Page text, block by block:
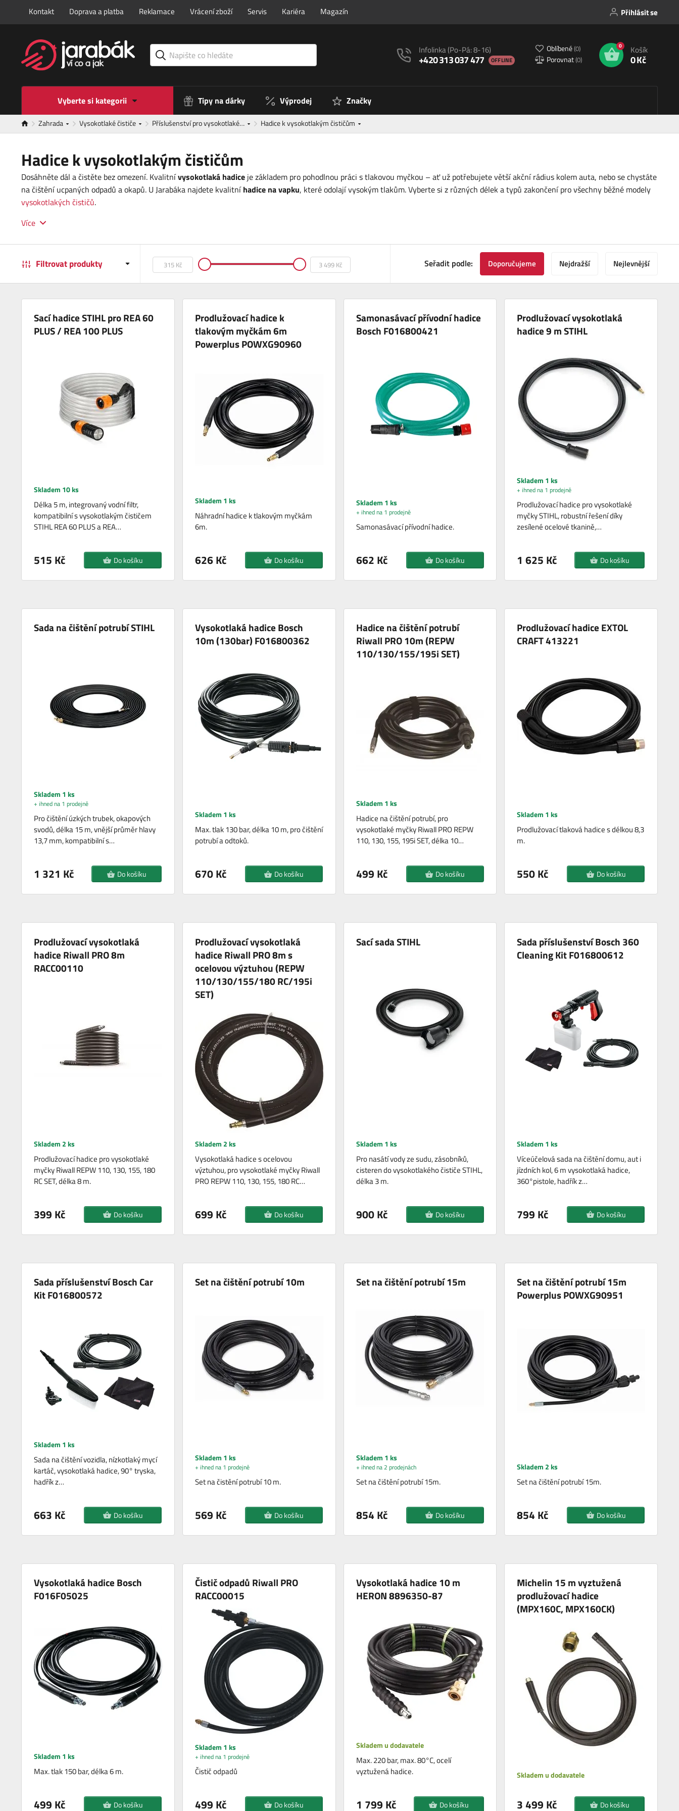
Kontakt Doprava a platba Reklamace Vrácení zboží Servis Kariéra Magazín Přihlásit se
Infolinka(Po-Pá: 8-16)
+420 313 037 477 OFFLINE
Oblíbené(0)
Porovnat(0)
0 Košík
0 Kč
Vyberte si kategorii Tipy na dárky Výprodej Značky
Zahrada Vysokotlaké čističe Příslušenství pro vysokotlaké… Hadice k vysokotlakým čističům
Hadice k vysokotlakým čističům
Dosáhněte dál a čistěte bez omezení. Kvalitnívysokotlaká hadice je základem pro pohodlnou práci s tlakovou myčkou – ať už potřebujete větší akční rádius kolem auta, nebo se chystáte
na čištění ucpaných odpadů a okapů. U Jarabáka najdete kvalitníhadice na vapku, které odolají vysokým tlakům. Vyberte si z různých délek a typů zakončení pro všechny běžné modely
vysokotlakých čističů.
Více
Filtrovat produkty Seřadit podle: Doporučujeme Nejdražší Nejlevnější
Sací hadice STIHL pro REA 60
PLUS / REA 100 PLUS
Skladem 10 ks
Délka 5 m, integrovaný vodní filtr,
kompatibilní s vysokotlakým čističem
STIHL REA 60 PLUS a REA…
515 Kč Do košíku
Prodlužovací hadice k
tlakovým myčkám 6m
Powerplus POWXG90960
Skladem 1 ks
Náhradní hadice k tlakovým myčkám
6m.
626 Kč Do košíku
Samonasávací přívodní hadice
Bosch F016800421
Skladem 1 ks
+ ihned na 1 prodejně
Samonasávací přívodní hadice.
662 Kč Do košíku
Prodlužovací vysokotlaká
hadice 9 m STIHL
Skladem 1 ks
+ ihned na 1 prodejně
Prodlužovací hadice pro vysokotlaké
myčky STIHL, robustní řešení díky
zesílené ocelové tkanině,…
1 625 Kč Do košíku
Sada na čištění potrubí STIHL
Skladem 1 ks
+ ihned na 1 prodejně
Pro čištění úzkých trubek, okapových
svodů, délka 15 m, vnější průměr hlavy
13,7 mm, kompatibilní s…
1 321 Kč Do košíku
Vysokotlaká hadice Bosch
10m (130bar) F016800362
Skladem 1 ks
Max. tlak 130 bar, délka 10 m, pro čištění
potrubí a odtoků.
670 Kč Do košíku
Hadice na čištění potrubí
Riwall PRO 10m (REPW
110/130/155/195i SET)
Skladem 1 ks
Hadice na čištění potrubí, pro
vysokotlaké myčky Riwall PRO REPW
110, 130, 155, 195i SET, délka 10…
499 Kč Do košíku
Prodlužovací hadice EXTOL
CRAFT 413221
Skladem 1 ks
Prodlužovací tlaková hadice s délkou 8,3
m.
550 Kč Do košíku
Prodlužovací vysokotlaká
hadice Riwall PRO 8m
RACC00110
Skladem 2 ks
Prodlužovací hadice pro vysokotlaké
myčky Riwall REPW 110, 130, 155, 180
RC SET, délka 8 m.
399 Kč Do košíku
Prodlužovací vysokotlaká
hadice Riwall PRO 8m s
ocelovou výztuhou (REPW
110/130/155/180 RC/195i
SET)
Skladem 2 ks
Vysokotlaká hadice s ocelovou
výztuhou, pro vysokotlaké myčky Riwall
PRO REPW 110, 130, 155, 180 RC…
699 Kč Do košíku
Sací sada STIHL
Skladem 1 ks
Pro nasátí vody ze sudu, zásobníků,
cisteren do vysokotlakého čističe STIHL,
délka 3 m.
900 Kč Do košíku
Sada příslušenství Bosch 360
Cleaning Kit F016800612
Skladem 1 ks
Víceúčelová sada na čištění domu, aut i
jízdních kol, 6 m vysokotlaká hadice,
360°pistole, hadřík z…
799 Kč Do košíku
Sada příslušenství Bosch Car
Kit F016800572
Skladem 1 ks
Sada na čištění vozidla, nízkotlaký mycí
kartáč, vysokotlaká hadice, 90° tryska,
hadřík z…
663 Kč Do košíku
Set na čištění potrubí 10m
Skladem 1 ks
+ ihned na 1 prodejně
Set na čistění potrubí 10 m.
569 Kč Do košíku
Set na čištění potrubí 15m
Skladem 1 ks
+ ihned na 2 prodejnách
Set na čištění potrubí 15m.
854 Kč Do košíku
Set na čištění potrubí 15m
Powerplus POWXG90951
Skladem 2 ks
Set na čištění potrubí 15m.
854 Kč Do košíku
Vysokotlaká hadice Bosch
F016F05025
Skladem 1 ks
Max. tlak 150 bar, délka 6 m.
499 Kč Do košíku
Čistič odpadů Riwall PRO
RACC00015
Skladem 1 ks
+ ihned na 1 prodejně
Čistič odpadů
499 Kč Do košíku
Vysokotlaká hadice 10 m
HERON 8896350-87
Skladem u dodavatele
Max. 220 bar, max. 80°C, ocelí
vyztužená hadice.
1 799 Kč Do košíku
Michelin 15 m vyztužená
prodlužovací hadice
(MPX160C, MPX160CK)
Skladem u dodavatele
3 499 Kč Do košíku